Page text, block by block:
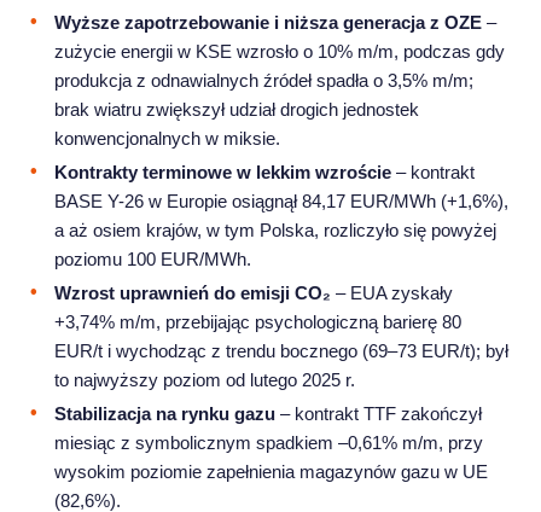
Wyższe zapotrzebowanie i niższa generacja z OZE –
zużycie energii w KSE wzrosło o 10% m/m, podczas gdy
produkcja z odnawialnych źródeł spadła o 3,5% m/m;
brak wiatru zwiększył udział drogich jednostek
konwencjonalnych w miksie.
Kontrakty terminowe w lekkim wzroście – kontrakt
BASE Y-26 w Europie osiągnął 84,17 EUR/MWh (+1,6%),
a aż osiem krajów, w tym Polska, rozliczyło się powyżej
poziomu 100 EUR/MWh.
Wzrost uprawnień do emisji CO₂ – EUA zyskały
+3,74% m/m, przebijając psychologiczną barierę 80
EUR/t i wychodząc z trendu bocznego (69–73 EUR/t); był
to najwyższy poziom od lutego 2025 r.
Stabilizacja na rynku gazu – kontrakt TTF zakończył
miesiąc z symbolicznym spadkiem –0,61% m/m, przy
wysokim poziomie zapełnienia magazynów gazu w UE
(82,6%).